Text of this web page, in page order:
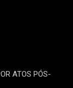
ATOS PÓS-